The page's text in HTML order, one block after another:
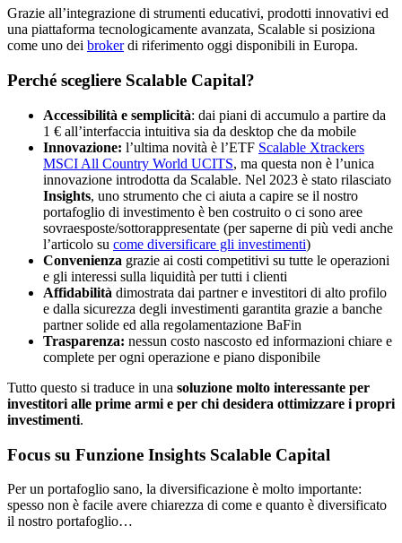
Grazie all’integrazione di strumenti educativi, prodotti innovativi ed
una piattaforma tecnologicamente avanzata, Scalable si posiziona
come uno dei brokerdi riferimento oggi disponibili in Europa.
Perché scegliere Scalable Capital?
Accessibilità e semplicità: dai piani di accumulo a partire da
1 € all’interfaccia intuitiva sia da desktop che da mobile
Innovazione: l’ultima novità è l’ETF Scalable Xtrackers
MSCI All Country World UCITS, ma questa non è l’unica
innovazione introdotta da Scalable. Nel 2023 è stato rilasciato
Insights, uno strumento che ci aiuta a capire se il nostro
portafoglio di investimento è ben costruito o ci sono aree
sovraesposte/sottorappresentate (per saperne di più vedi anche
l’articolo su come diversificare gli investimenti)
Convenienza grazie ai costi competitivi su tutte le operazioni
e gli interessi sulla liquidità per tutti i clienti
Affidabilità dimostrata dai partner e investitori di alto profilo
e dalla sicurezza degli investimenti garantita grazie a banche
partner solide ed alla regolamentazione BaFin
Trasparenza: nessun costo nascosto ed informazioni chiare e
complete per ogni operazione e piano disponibile
Tutto questo si traduce in una soluzione molto interessante per
investitori alle prime armi e per chi desidera ottimizzare i propri
investimenti.
Focus su Funzione Insights Scalable Capital
Per un portafoglio sano, la diversificazione è molto importante:
spesso non è facile avere chiarezza di come e quanto è diversificato
il nostro portafoglio…